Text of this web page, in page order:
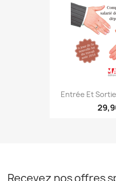
Entrée Et